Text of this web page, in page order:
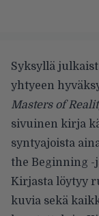
Syksyllä
yhtyeen
Masters of
sivuinen kirja
syntyajoista
the Beginning -
Kirjasta löytyy
kuvia sekä